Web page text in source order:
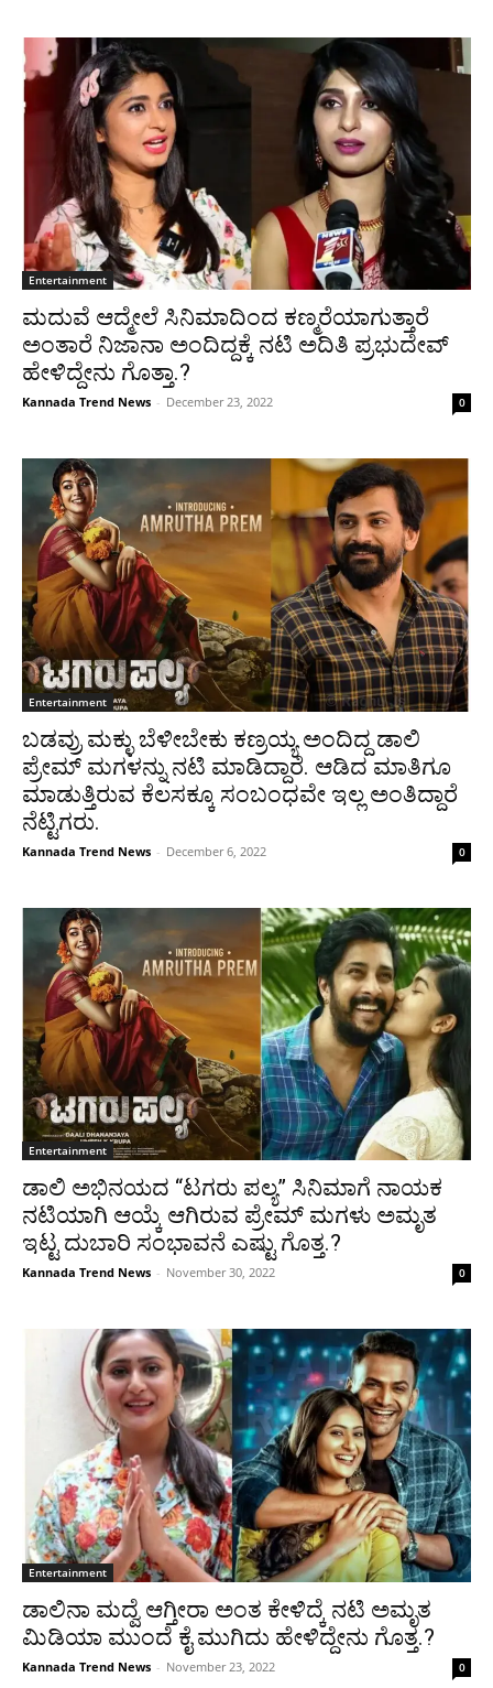
Entertainment
ಮದುವೆ ಆದ್ಮೇಲೆ ಸಿನಿಮಾದಿಂದ ಕಣ್ಮರೆಯಾಗುತ್ತಾರೆ
ಅಂತಾರೆ ನಿಜಾನಾ ಅಂದಿದ್ದಕ್ಕೆ ನಟಿ ಅದಿತಿ ಪ್ರಭುದೇವ್
ಹೇಳಿದ್ದೇನು ಗೊತ್ತಾ.?
Kannada Trend News - December 23, 2022 0
Entertainment
ಬಡವ್ರು ಮಕ್ಳು ಬೆಳೀಬೇಕು ಕಣ್ರಯ್ಯ ಅಂದಿದ್ದ ಡಾಲಿ
ಪ್ರೇಮ್ ಮಗಳನ್ನು ನಟಿ ಮಾಡಿದ್ದಾರೆ. ಆಡಿದ ಮಾತಿಗೂ
ಮಾಡುತ್ತಿರುವ ಕೆಲಸಕ್ಕೂ ಸಂಬಂಧವೇ ಇಲ್ಲ ಅಂತಿದ್ದಾರೆ
ನೆಟ್ಟಿಗರು.
Kannada Trend News - December 6, 2022 0
Entertainment
ಡಾಲಿ ಅಭಿನಯದ “ಟಗರು ಪಲ್ಯ” ಸಿನಿಮಾಗೆ ನಾಯಕ
ನಟಿಯಾಗಿ ಆಯ್ಕೆ ಆಗಿರುವ ಪ್ರೇಮ್ ಮಗಳು ಅಮೃತ
ಇಟ್ಟ ದುಬಾರಿ ಸಂಭಾವನೆ ಎಷ್ಟು ಗೊತ್ತ.?
Kannada Trend News - November 30, 2022 0
Entertainment
ಡಾಲಿನಾ ಮದ್ವೆ ಆಗ್ತೀರಾ ಅಂತ ಕೇಳಿದ್ಕೆ ನಟಿ ಅಮೃತ
ಮಿಡಿಯಾ ಮುಂದೆ ಕೈ ಮುಗಿದು ಹೇಳಿದ್ದೇನು ಗೊತ್ತ.?
Kannada Trend News - November 23, 2022 0